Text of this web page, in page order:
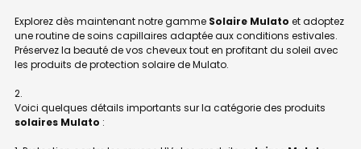
Explorez dès maintenant notre gamme Solaire Mulato et adoptez
une routine de soins capillaires adaptée aux conditions estivales.
Préservez la beauté de vos cheveux tout en profitant du soleil avec
les produits de protection solaire de Mulato.
Voici quelques détails importants sur la catégorie des produits
solaires Mulato :